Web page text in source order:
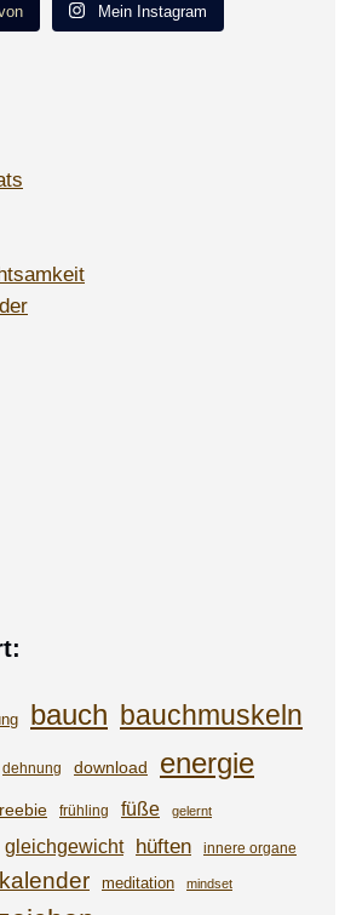
Mein Instagram
bauch bauchmuskeln
dehnung download energie
frühling füße gelernt
gleichgewicht hüften innere organe
kalender meditation mindset